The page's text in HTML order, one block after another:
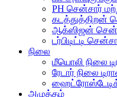
PH சென்சார்
கடத்துத்திறன்
ஆக்ஸிஜன்
டர்பிடிட்டி
நிலை
மீயொலி நிலை
ரேடார் நிலை
அழுத்தம்